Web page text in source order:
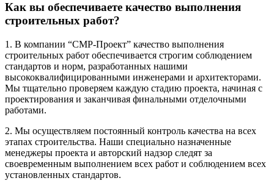
Как вы обеспечиваете качество выполнения
строительных работ?
1. В компании “СМР-Проект” качество выполнения
строительных работ обеспечивается строгим соблюдением
стандартов и норм, разработанных нашими
высококвалифицированными инженерами и архитекторами.
Мы тщательно проверяем каждую стадию проекта, начиная с
проектирования и заканчивая финальными отделочными
работами.
2. Мы осуществляем постоянный контроль качества на всех
этапах строительства. Наши специально назначенные
менеджеры проекта и авторский надзор следят за
своевременным выполнением всех работ и соблюдением всех
установленных стандартов.